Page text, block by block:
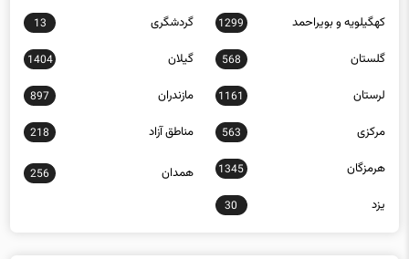
کهگیلویه و بویراحمد 1299 گردشگری 13
گلستان 568 گیلان 1404
لرستان 1161 مازندران 897
مرکزی 563 مناطق آزاد 218
هرمزگان 1345 همدان 256
یزد 30